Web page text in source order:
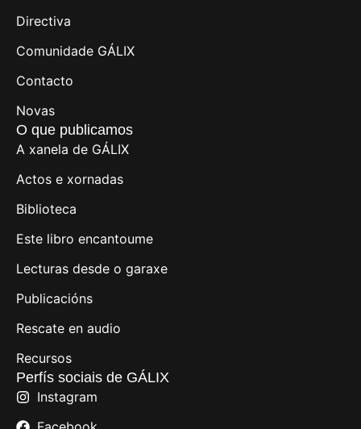
Directiva
Comunidade GÁLIX
Contacto
Novas
O que publicamos
A xanela de GÁLIX
Actos e xornadas
Biblioteca
Este libro encantoume
Lecturas desde o garaxe
Publicacións
Rescate en audio
Recursos
Perfís sociais de GÁLIX
Instagram